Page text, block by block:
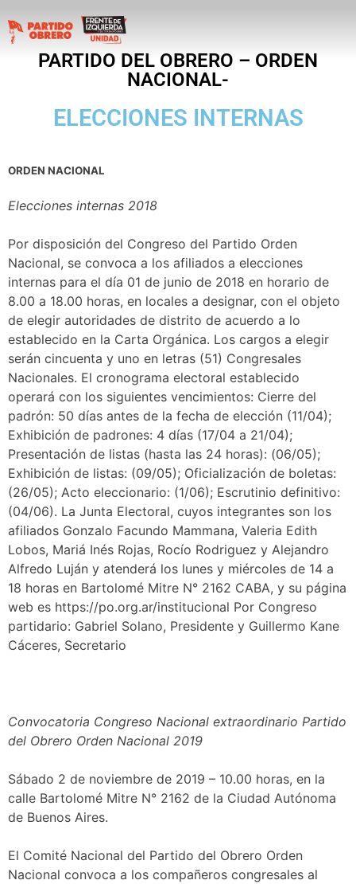
PARTIDO DEL OBRERO – ORDEN
NACIONAL-
ELECCIONES INTERNAS
ORDEN NACIONAL
Elecciones internas 2018
Por disposición del Congreso del Partido Orden
Nacional, se convoca a los afiliados a elecciones
internas para el día 01 de junio de 2018 en horario de
8.00 a 18.00 horas, en locales a designar, con el objeto
de elegir autoridades de distrito de acuerdo a lo
establecido en la Carta Orgánica. Los cargos a elegir
serán cincuenta y uno en letras (51) Congresales
Nacionales. El cronograma electoral establecido
operará con los siguientes vencimientos: Cierre del
padrón: 50 días antes de la fecha de elección (11/04);
Exhibición de padrones: 4 días (17/04 a 21/04);
Presentación de listas (hasta las 24 horas): (06/05);
Exhibición de listas: (09/05); Oficialización de boletas:
(26/05); Acto eleccionario: (1/06); Escrutinio definitivo:
(04/06). La Junta Electoral, cuyos integrantes son los
afiliados Gonzalo Facundo Mammana, Valeria Edith
Lobos, Mariá Inés Rojas, Rocío Rodriguez y Alejandro
Alfredo Luján y atenderá los lunes y miércoles de 14 a
18 horas en Bartolomé Mitre N° 2162 CABA, y su página
web es https://po.org.ar/institucional Por Congreso
partidario: Gabriel Solano, Presidente y Guillermo Kane
Cáceres, Secretario
Convocatoria Congreso Nacional extraordinario Partido
del Obrero Orden Nacional 2019
Sábado 2 de noviembre de 2019 – 10.00 horas, en la
calle Bartolomé Mitre N° 2162 de la Ciudad Autónoma
de Buenos Aires.
El Comité Nacional del Partido del Obrero Orden
Nacional convoca a los compañeros congresales al